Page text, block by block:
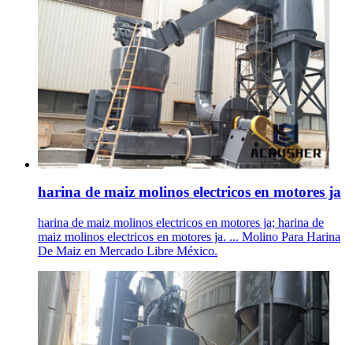
harina de maiz molinos electricos en motores ja
harina de maiz molinos electricos en motores ja; harina de
maiz molinos electricos en motores ja. ... Molino Para Harina
De Maiz en Mercado Libre México.